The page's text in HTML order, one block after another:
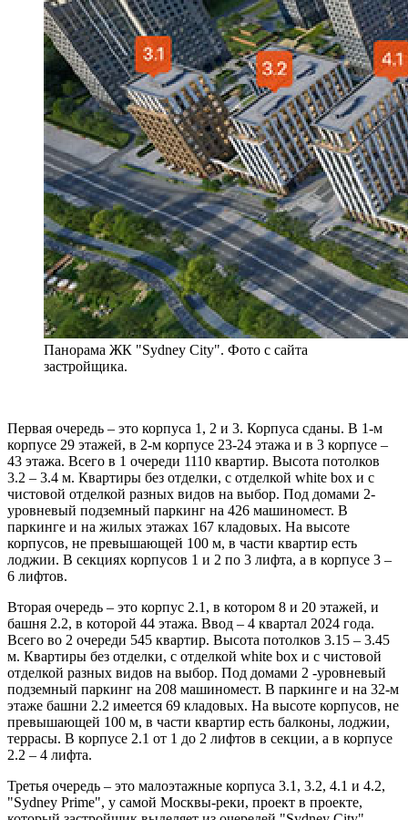
Панорама ЖК "Sydney City". Фото с сайта
застройщика.
Первая очередь – это корпуса 1, 2 и 3. Корпуса сданы. В 1-м
корпусе 29 этажей, в 2-м корпусе 23-24 этажа и в 3 корпусе –
43 этажа. Всего в 1 очереди 1110 квартир. Высота потолков
3.2 – 3.4 м. Квартиры без отделки, с отделкой white box и с
чистовой отделкой разных видов на выбор. Под домами 2-
уровневый подземный паркинг на 426 машиномест. В
паркинге и на жилых этажах 167 кладовых. На высоте
корпусов, не превышающей 100 м, в части квартир есть
лоджии. В секциях корпусов 1 и 2 по 3 лифта, а в корпусе 3 –
6 лифтов.
Вторая очередь – это корпус 2.1, в котором 8 и 20 этажей, и
башня 2.2, в которой 44 этажа. Ввод – 4 квартал 2024 года.
Всего во 2 очереди 545 квартир. Высота потолков 3.15 – 3.45
м. Квартиры без отделки, с отделкой white box и с чистовой
отделкой разных видов на выбор. Под домами 2 -уровневый
подземный паркинг на 208 машиномест. В паркинге и на 32-м
этаже башни 2.2 имеется 69 кладовых. На высоте корпусов, не
превышающей 100 м, в части квартир есть балконы, лоджии,
террасы. В корпусе 2.1 от 1 до 2 лифтов в секции, а в корпусе
2.2 – 4 лифта.
Третья очередь – это малоэтажные корпуса 3.1, 3.2, 4.1 и 4.2,
"Sydney Prime", у самой Москвы-реки, проект в проекте,